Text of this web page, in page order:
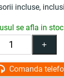
incluse,
se afla in stoc
Cantitate
+
Comanda